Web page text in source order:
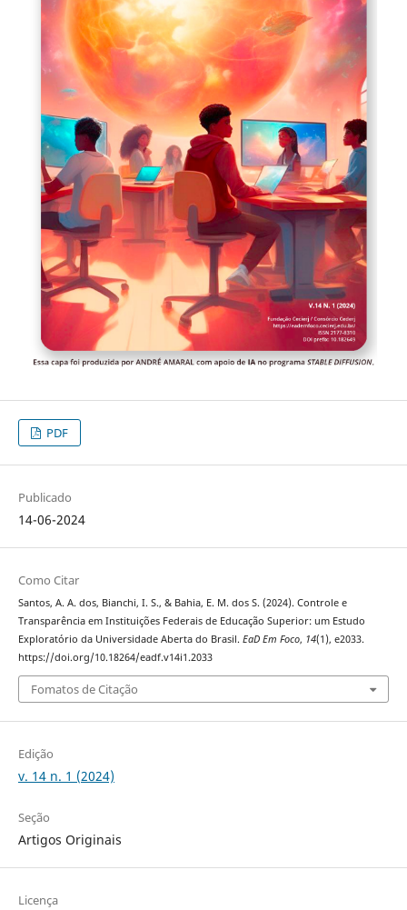
PDF
Publicado
14-06-2024
Como Citar
Santos, A. A. dos, Bianchi, I. S., & Bahia, E. M. dos S. (2024). Controle e
Transparência em Instituições Federais de Educação Superior: um Estudo
Exploratório da Universidade Aberta do Brasil. EaD Em Foco, 14(1), e2033.
https://doi.org/10.18264/eadf.v14i1.2033
Fomatos de Citação
Edição
v. 14 n. 1 (2024)
Seção
Artigos Originais
Licença